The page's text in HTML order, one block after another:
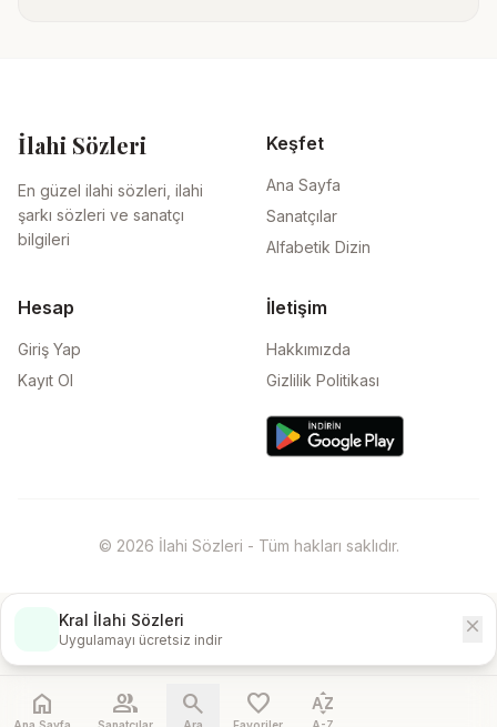
İlahi Sözleri
En güzel ilahi sözleri, ilahi
şarkı sözleri ve sanatçı
bilgileri
Keşfet
Ana Sayfa
Sanatçılar
Alfabetik Dizin
Hesap
Giriş Yap
Kayıt Ol
İletişim
Hakkımızda
Gizlilik Politikası
© 2026 İlahi Sözleri - Tüm hakları saklıdır.
Kral İlahi Sözleri
Uygulamayı ücretsiz indir
close
home
Ana Sayfa
people
Sanatçılar
search
Ara
favorite
Favoriler
sort_by_alpha
A-Z